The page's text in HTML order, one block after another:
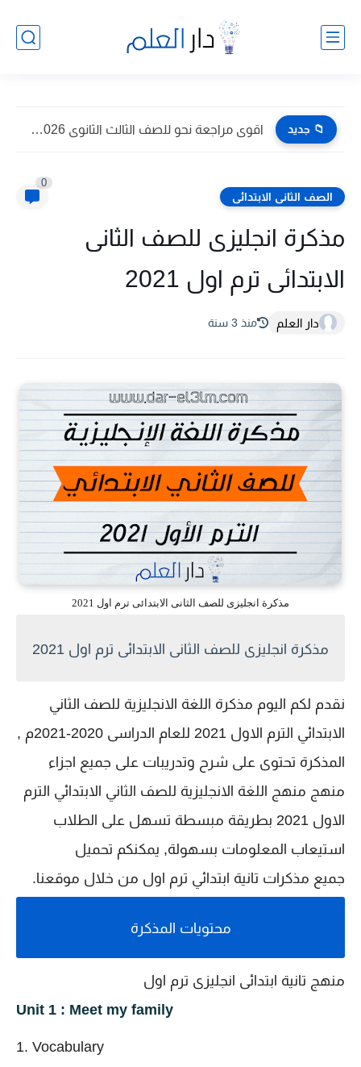
📁 جديد اقوى مراجعة نحو للصف الثالث الثانوى 2026 pdf اعداد توجيه...
الصف الثانى الابتدائى
0
مذكرة انجليزى للصف الثانى
الابتدائى ترم اول 2021
دار العلم منذ 3 سنة
مذكرة انجليزى للصف الثانى الابتدائى ترم اول 2021
مذكرة انجليزى للصف الثانى الابتدائى ترم اول 2021
نقدم لكم اليوم مذكرة اللغة الانجليزية للصف الثاني
الابتدائي الترم الاول 2021 للعام الدراسى 2020-2021م ,
المذكرة تحتوى على شرح وتدريبات على جميع اجزاء
منهج منهج اللغة الانجليزية للصف الثاني الابتدائي الترم
الاول 2021 بطريقة مبسطة تسهل على الطلاب
استيعاب المعلومات بسهولة, يمكنكم تحميل
جميع مذكرات تانية ابتدائي ترم اول من خلال موقعنا.
محتويات المذكرة
منهج تانية ابتدائى انجليزى ترم اول
Unit 1 : Meet my family
Vocabulary